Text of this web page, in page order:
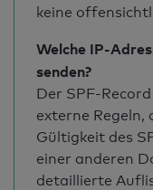
keine
Welche IP-
senden?
Der SPF-
externe Regeln,
Gültigkeit des
einer anderen
detaillierte